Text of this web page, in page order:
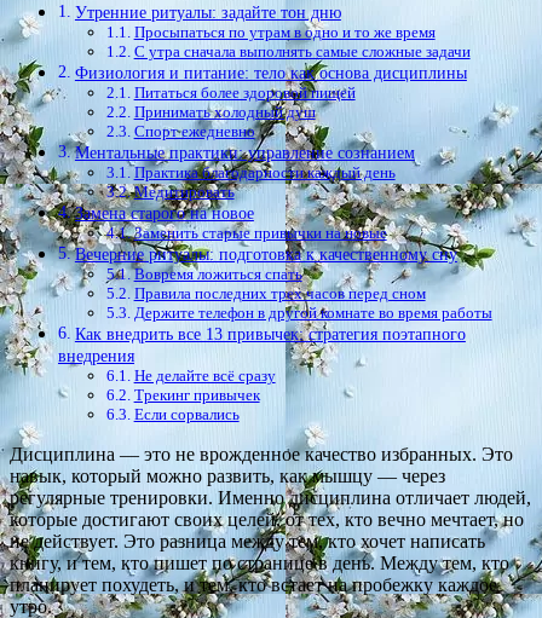
Утренние ритуалы: задайте тон дню
Просыпаться по утрам в одно и то же время
С утра сначала выполнять самые сложные задачи
Физиология и питание: тело как основа дисциплины
Питаться более здоровой пищей
Принимать холодный душ
Спорт ежедневно
Ментальные практики: управление сознанием
Практика благодарности каждый день
Медитировать
Замена старого на новое
Заменить старые привычки на новые
Вечерние ритуалы: подготовка к качественному сну
Вовремя ложиться спать
Правила последних трех часов перед сном
Держите телефон в другой комнате во время работы
Как внедрить все 13 привычек: стратегия поэтапного
внедрения
Не делайте всё сразу
Трекинг привычек
Если сорвались
Дисциплина — это не врожденное качество избранных. Это
навык, который можно развить, как мышцу — через
регулярные тренировки. Именно дисциплина отличает людей,
которые достигают своих целей, от тех, кто вечно мечтает, но
не действует. Это разница между тем, кто хочет написать
книгу, и тем, кто пишет по странице в день. Между тем, кто
планирует похудеть, и тем, кто встает на пробежку каждое
утро.